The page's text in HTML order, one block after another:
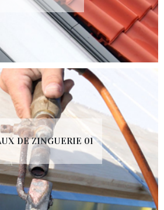
DE ZINGUERIE 01